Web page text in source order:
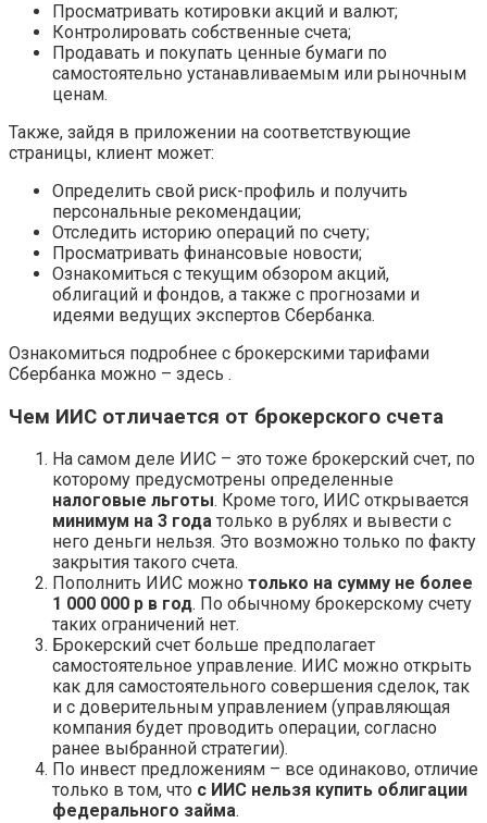
Просматривать котировки акций и валют;
Контролировать собственные счета;
Продавать и покупать ценные бумаги по
самостоятельно устанавливаемым или рыночным
ценам.
Также, зайдя в приложении на соответствующие
страницы, клиент может:
Определить свой риск-профиль и получить
персональные рекомендации;
Отследить историю операций по счету;
Просматривать финансовые новости;
Ознакомиться с текущим обзором акций,
облигаций и фондов, а также с прогнозами и
идеями ведущих экспертов Сбербанка.
Ознакомиться подробнее с брокерскими тарифами
Сбербанка можно – здесь .
Чем ИИС отличается от брокерского счета
На самом деле ИИС – это тоже брокерский счет, по
которому предусмотрены определенные
налоговые льготы. Кроме того, ИИС открывается
минимум на 3 года только в рублях и вывести с
него деньги нельзя. Это возможно только по факту
закрытия такого счета.
Пополнить ИИС можно только на сумму не более
1 000 000 р в год. По обычному брокерскому счету
таких ограничений нет.
Брокерский счет больше предполагает
самостоятельное управление. ИИС можно открыть
как для самостоятельного совершения сделок, так
и с доверительным управлением (управляющая
компания будет проводить операции, согласно
ранее выбранной стратегии).
По инвест предложениям – все одинаково, отличие
только в том, что с ИИС нельзя купить облигации
федерального займа.